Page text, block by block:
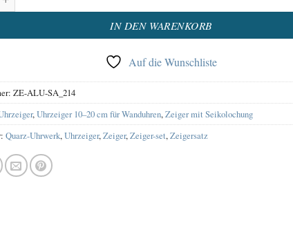
IN DEN WARENKORB
Auf die Wunschliste
ZE-ALU-SA_214
, Uhrzeiger 10–20 cm für Wanduhren, Zeiger mit Seikolochung
Quarz-Uhrwerk, Uhrzeiger, Zeiger, Zeiger-set, Zeigersatz